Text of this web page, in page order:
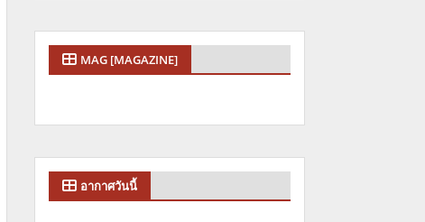
MAG [MAGAZINE]
อากาศวันนี้